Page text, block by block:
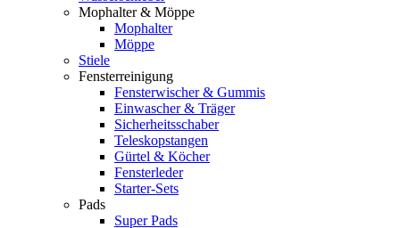
Mophalter & Möppe
Mophalter
Möppe
Stiele
Fensterreinigung
Fensterwischer & Gummis
Einwascher & Träger
Sicherheitsschaber
Teleskopstangen
Gürtel & Köcher
Fensterleder
Starter-Sets
Pads
Super Pads